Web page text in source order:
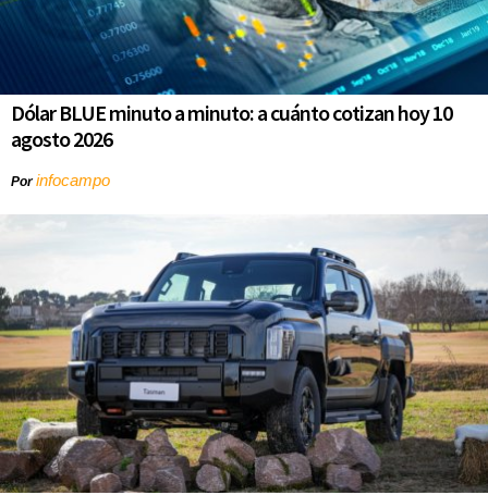
Dólar BLUE minuto a minuto: a cuánto cotizan hoy 10
agosto 2026
Porinfocampo